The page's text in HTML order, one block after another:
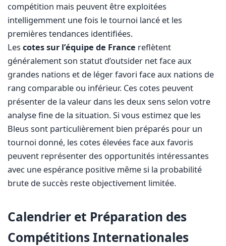
compétition mais peuvent être exploitées
intelligemment une fois le tournoi lancé et les
premières tendances identifiées.
Les cotes sur l’équipe de France reflètent
généralement son statut d’outsider net face aux
grandes nations et de léger favori face aux nations de
rang comparable ou inférieur. Ces cotes peuvent
présenter de la valeur dans les deux sens selon votre
analyse fine de la situation. Si vous estimez que les
Bleus sont particulièrement bien préparés pour un
tournoi donné, les cotes élevées face aux favoris
peuvent représenter des opportunités intéressantes
avec une espérance positive même si la probabilité
brute de succès reste objectivement limitée.
Calendrier et Préparation des
Compétitions Internationales